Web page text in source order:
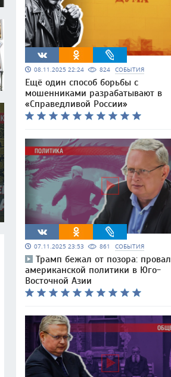
08.11.2025 22:24 824 СОБЫТИЯ
Ещё один способ борьбы с
мошенниками разрабатывают в
«Справедливой России»
07.11.2025 23:53 861 СОБЫТИЯ
Трамп бежал от позора: провал
американской политики в Юго-
Восточной Азии